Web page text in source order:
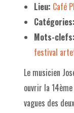
Lieu: Café
Catégories:
Mots-clefs:
festival
Le musicien
ouvrir la
vagues des